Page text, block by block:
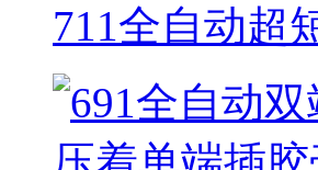
711全自动超